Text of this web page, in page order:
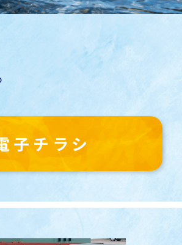
子チラシ